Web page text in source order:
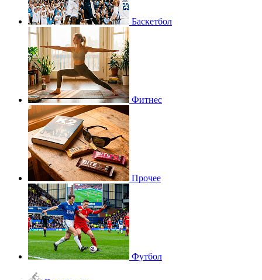
Баскетбол
Фитнес
Прочее
Футбол